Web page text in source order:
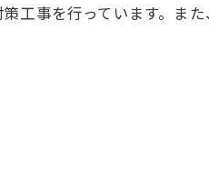
工事を行っています。ま